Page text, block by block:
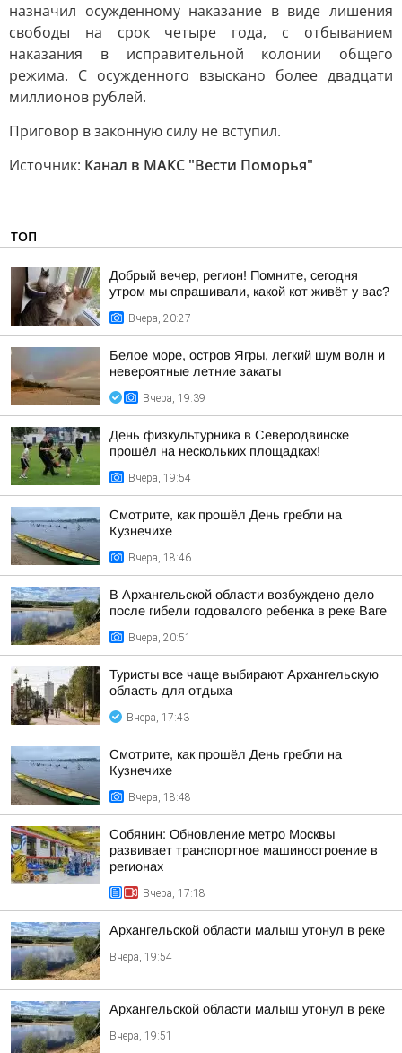
назначил осужденному наказание в виде лишения
свободы на срок четыре года, с отбыванием
наказания в исправительной колонии общего
режима. С осужденного взыскано более двадцати
миллионов рублей.
Приговор в законную силу не вступил.
Источник: Канал в МАКС "Вести Поморья"
ТОП
Добрый вечер, регион! Помните, сегодня
утром мы спрашивали, какой кот живёт у вас?
Вчера, 20:27
Белое море, остров Ягры, легкий шум волн и
невероятные летние закаты
Вчера, 19:39
День физкультурника в Северодвинске
прошёл на нескольких площадках!
Вчера, 19:54
Смотрите, как прошёл День гребли на
Кузнечихе
Вчера, 18:46
В Архангельской области возбуждено дело
после гибели годовалого ребенка в реке Ваге
Вчера, 20:51
Туристы все чаще выбирают Архангельскую
область для отдыха
Вчера, 17:43
Смотрите, как прошёл День гребли на
Кузнечихе
Вчера, 18:48
Собянин: Обновление метро Москвы
развивает транспортное машиностроение в
регионах
Вчера, 17:18
Архангельской области малыш утонул в реке
Вчера, 19:54
Архангельской области малыш утонул в реке
Вчера, 19:51